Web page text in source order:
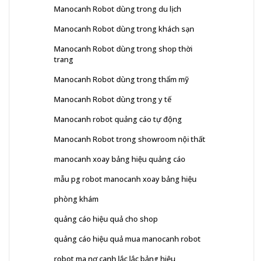
Manocanh Robot dùng trong du lịch
Manocanh Robot dùng trong khách sạn
Manocanh Robot dùng trong shop thời
trang
Manocanh Robot dùng trong thẩm mỹ
Manocanh Robot dùng trong y tế
Manocanh robot quảng cáo tự động
Manocanh Robot trong showroom nội thất
manocanh xoay bảng hiệu quảng cáo
mẫu pg robot manocanh xoay bảng hiệu
phòng khám
quảng cáo hiệu quả cho shop
quảng cáo hiệu quả mua manocanh robot
robot ma nơ canh lắc lắc bảng hiệu